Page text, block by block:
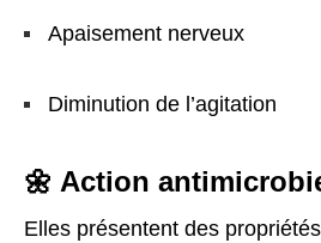
Apaisement nerveux
Diminution de l’agitation
🌼 Action
Elles présentent des